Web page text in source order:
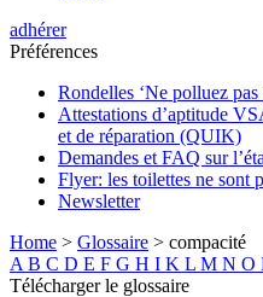
adhérer
Préférences
Rondelles ‘Ne polluez pas
Attestations d’aptitude
et de réparation (QUIK)
Demandes et FAQ sur
Flyer: les toilettes ne sont
Newsletter
Home > Glossaire > compacité
A B C D E F G H I K L M N O
Télécharger le glossaire